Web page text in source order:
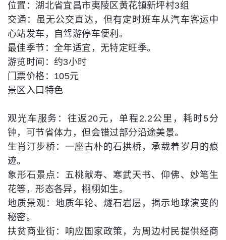
位置：湖北省宜昌市夷陵区黄花镇新坪村3组
交通：虽无公交直达，但有定时班车从汽车客运中
心站发车，自驾游停车便利。
最佳季节：全年适宜，无特定旺季。
游览时间：约3小时
门票价格：105元
景区入口特色
观光车服务：往返20元，单程2.2公里，耗时5分
钟，可节省体力，但会错过部分沿途美景。
生肖汀步桥：一座古朴的石拱桥，承载着岁月的痕
迹。
象形石景点：五桃献寿、寒武天书、仰佛、妙笔生
花等，形态各异，栩栩如生。
地质景观：地质年轮、燧石岩层，揭示地球演变的
秘密。
扶贫商业街：响应国家政策，为周边村民提供经商